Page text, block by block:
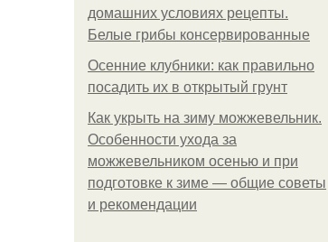
домашних условиях рецепты.
Белые грибы консервированные
Осенние клубники: как правильно
посадить их в открытый грунт
Как укрыть на зиму можжевельник.
Особенности ухода за
можжевельником осенью и при
подготовке к зиме — общие советы
и рекомендации